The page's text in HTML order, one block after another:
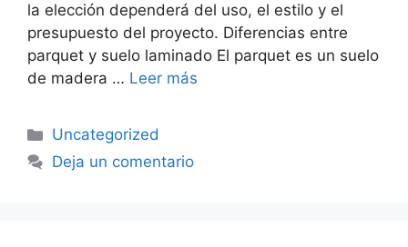
la elección dependerá del uso, el estilo y el
presupuesto del proyecto. Diferencias entre
parquet y suelo laminado El parquet es un suelo
de madera … Leer más
Uncategorized
Deja un comentario